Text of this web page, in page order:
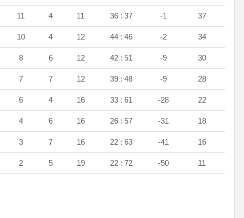
11 4 11 36 : 37 -1 37
10 4 12 44 : 46 -2 34
8 6 12 42 : 51 -9 30
7 7 12 39 : 48 -9 28
6 4 16 33 : 61 -28 22
4 6 16 26 : 57 -31 18
3 7 16 22 : 63 -41 16
2 5 19 22 : 72 -50 11